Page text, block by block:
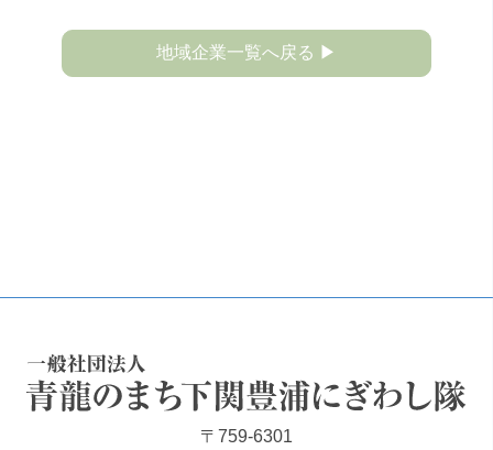
地域企業一覧へ戻る ▶
〒759-6301